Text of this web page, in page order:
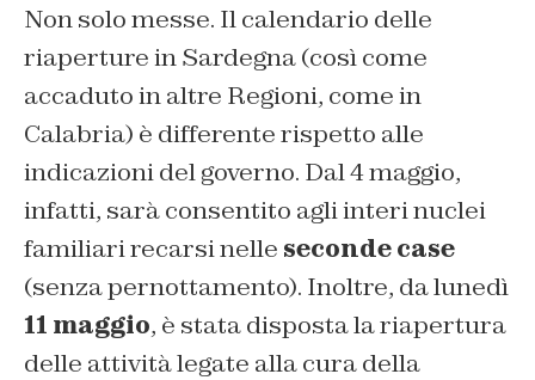
Non solo messe. Il calendario delle
riaperture in Sardegna (così come
accaduto in altre Regioni, come in
Calabria) è differente rispetto alle
indicazioni del governo. Dal 4 maggio,
infatti, sarà consentito agli interi nuclei
familiari recarsi nelle seconde case
(senza pernottamento). Inoltre, da lunedì
11 maggio, è stata disposta la riapertura
delle attività legate alla cura della